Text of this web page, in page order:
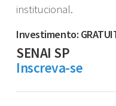
institucional.
Investimento:
SENAI SP
Inscreva-se